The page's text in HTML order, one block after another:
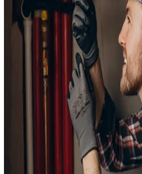
les volumes à chauffer.
TCS Plomberie
propose des
Remplacement des convecteurs
inertie sèche ou fluide
Installation de panneaux
immédiat
Pose de pompes à chaleur air/air
climatisation)
Installation de sèche-serviettes
Mise en place de thermostats
Pour un studio de 20 m² au Plan des 4
inertie de 1 500 watts suffit en général.
une PAC air/air monosplit dans la pièce
des radiateurs dans les chambres,